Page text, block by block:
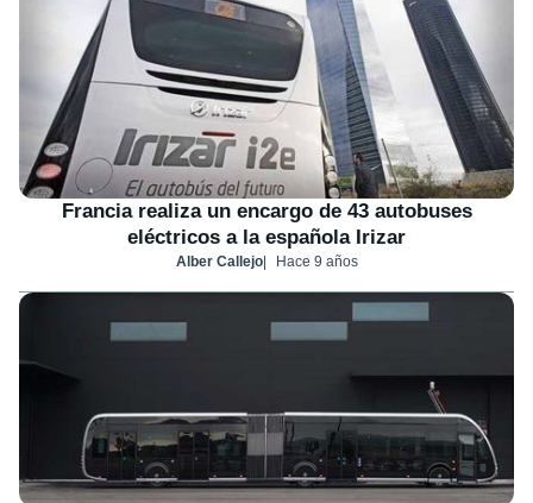
Francia realiza un encargo de 43 autobuses
eléctricos a la española Irizar
Alber Callejo Hace 9 años